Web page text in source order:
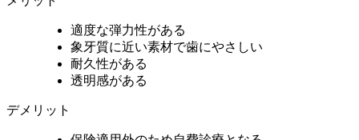
適度な弾力性がある
象牙質に近い素材で歯にやさしい
耐久性がある
透明感がある
デメリット